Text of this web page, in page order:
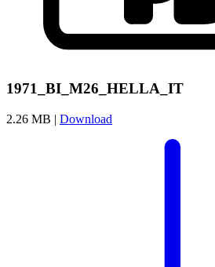
1971_BI_M26_HELLA_IT
2.26 MB | Download